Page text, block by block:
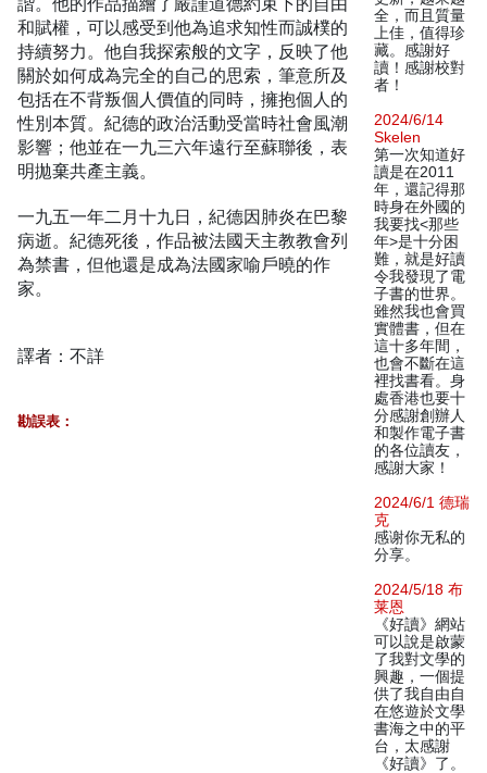
和賦權，可以感受到他為追求知性而誠樸的
持續努力。他自我探索般的文字，反映了他
關於如何成為完全的自己的思索，筆意所及
包括在不背叛個人價值的同時，擁抱個人的
性別本質。紀德的政治活動受當時社會風潮
影響；他並在一九三六年遠行至蘇聯後，表
明拋棄共產主義。
一九五一年二月十九日，紀德因肺炎在巴黎
病逝。紀德死後，作品被法國天主教教會列
為禁書，但他還是成為法國家喻戶曉的作
家。
譯者：不詳
勘誤表：
全，而且質量
上佳，值得珍
藏。感謝好
讀！感謝校對
者！
2024/6/14
Skelen
第一次知道好
讀是在2011
年，還記得那
時身在外國的
我要找<那些
年>是十分困
難，就是好讀
令我發現了電
子書的世界。
雖然我也會買
實體書，但在
這十多年間，
也會不斷在這
裡找書看。身
處香港也要十
分感謝創辦人
和製作電子書
的各位讀友，
感謝大家！
2024/6/1 德瑞
克
感谢你无私的
分享。
2024/5/18 布
莱恩
《好讀》網站
可以說是啟蒙
了我對文學的
興趣，一個提
供了我自由自
在悠遊於文學
書海之中的平
台，太感謝
《好讀》了。